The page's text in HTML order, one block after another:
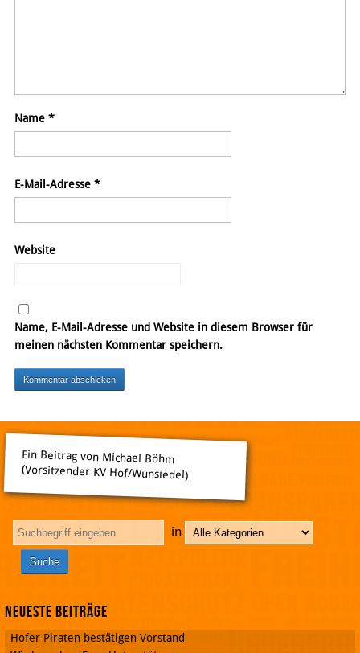
Name *
E-Mail-Adresse *
Website
Name, E-Mail-Adresse und Website in diesem Browser für
meinen nächsten Kommentar speichern.
Ein Beitrag von Michael Böhm
(Vorsitzender KV Hof/Wunsiedel)
in
Neueste Beiträge
Hofer Piraten bestätigen Vorstand